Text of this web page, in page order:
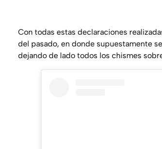
Con todas estas declaraciones
del pasado, en donde supuestamente
dejando de lado todos los chismes